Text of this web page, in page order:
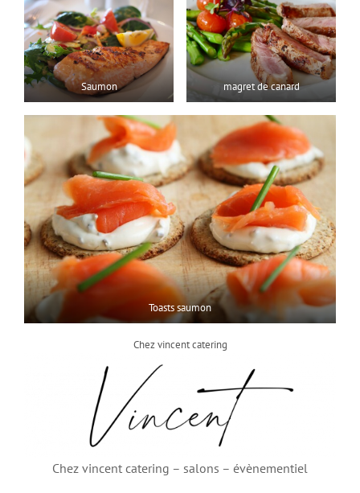
Saumon magret de canard
Toasts saumon
Chez vincent catering
Chez vincent catering – salons – évènementiel